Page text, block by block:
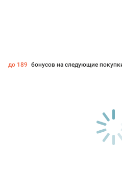
до 189 бонусов на следующие